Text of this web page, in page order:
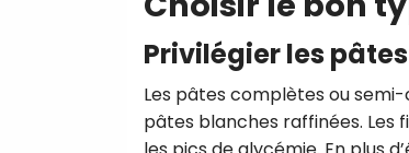
Privilégier les
Les pâtes complètes ou
pâtes blanches raffinées. Les